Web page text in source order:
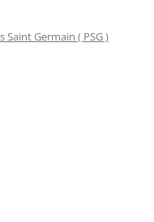
Saint Germain ( PSG )